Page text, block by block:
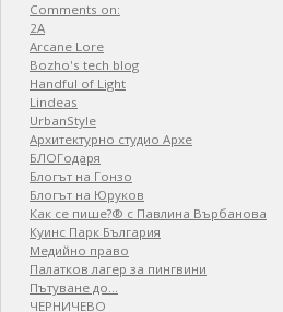
Comments on:
2A
Arcane Lore
Bozho's tech blog
Handful of Light
Lindeas
UrbanStyle
Архитектурно студио Архе
БЛОГодаря
Блогът на Гонзо
Блогът на Юруков
Как се пише?® с Павлина Върбанова
Куинс Парк България
Медийно право
Палатков лагер зa пингвини
Пътуване до…
ЧЕРНИЧЕВО